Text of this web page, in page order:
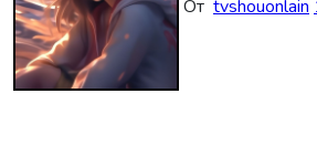
От tvshouonlain